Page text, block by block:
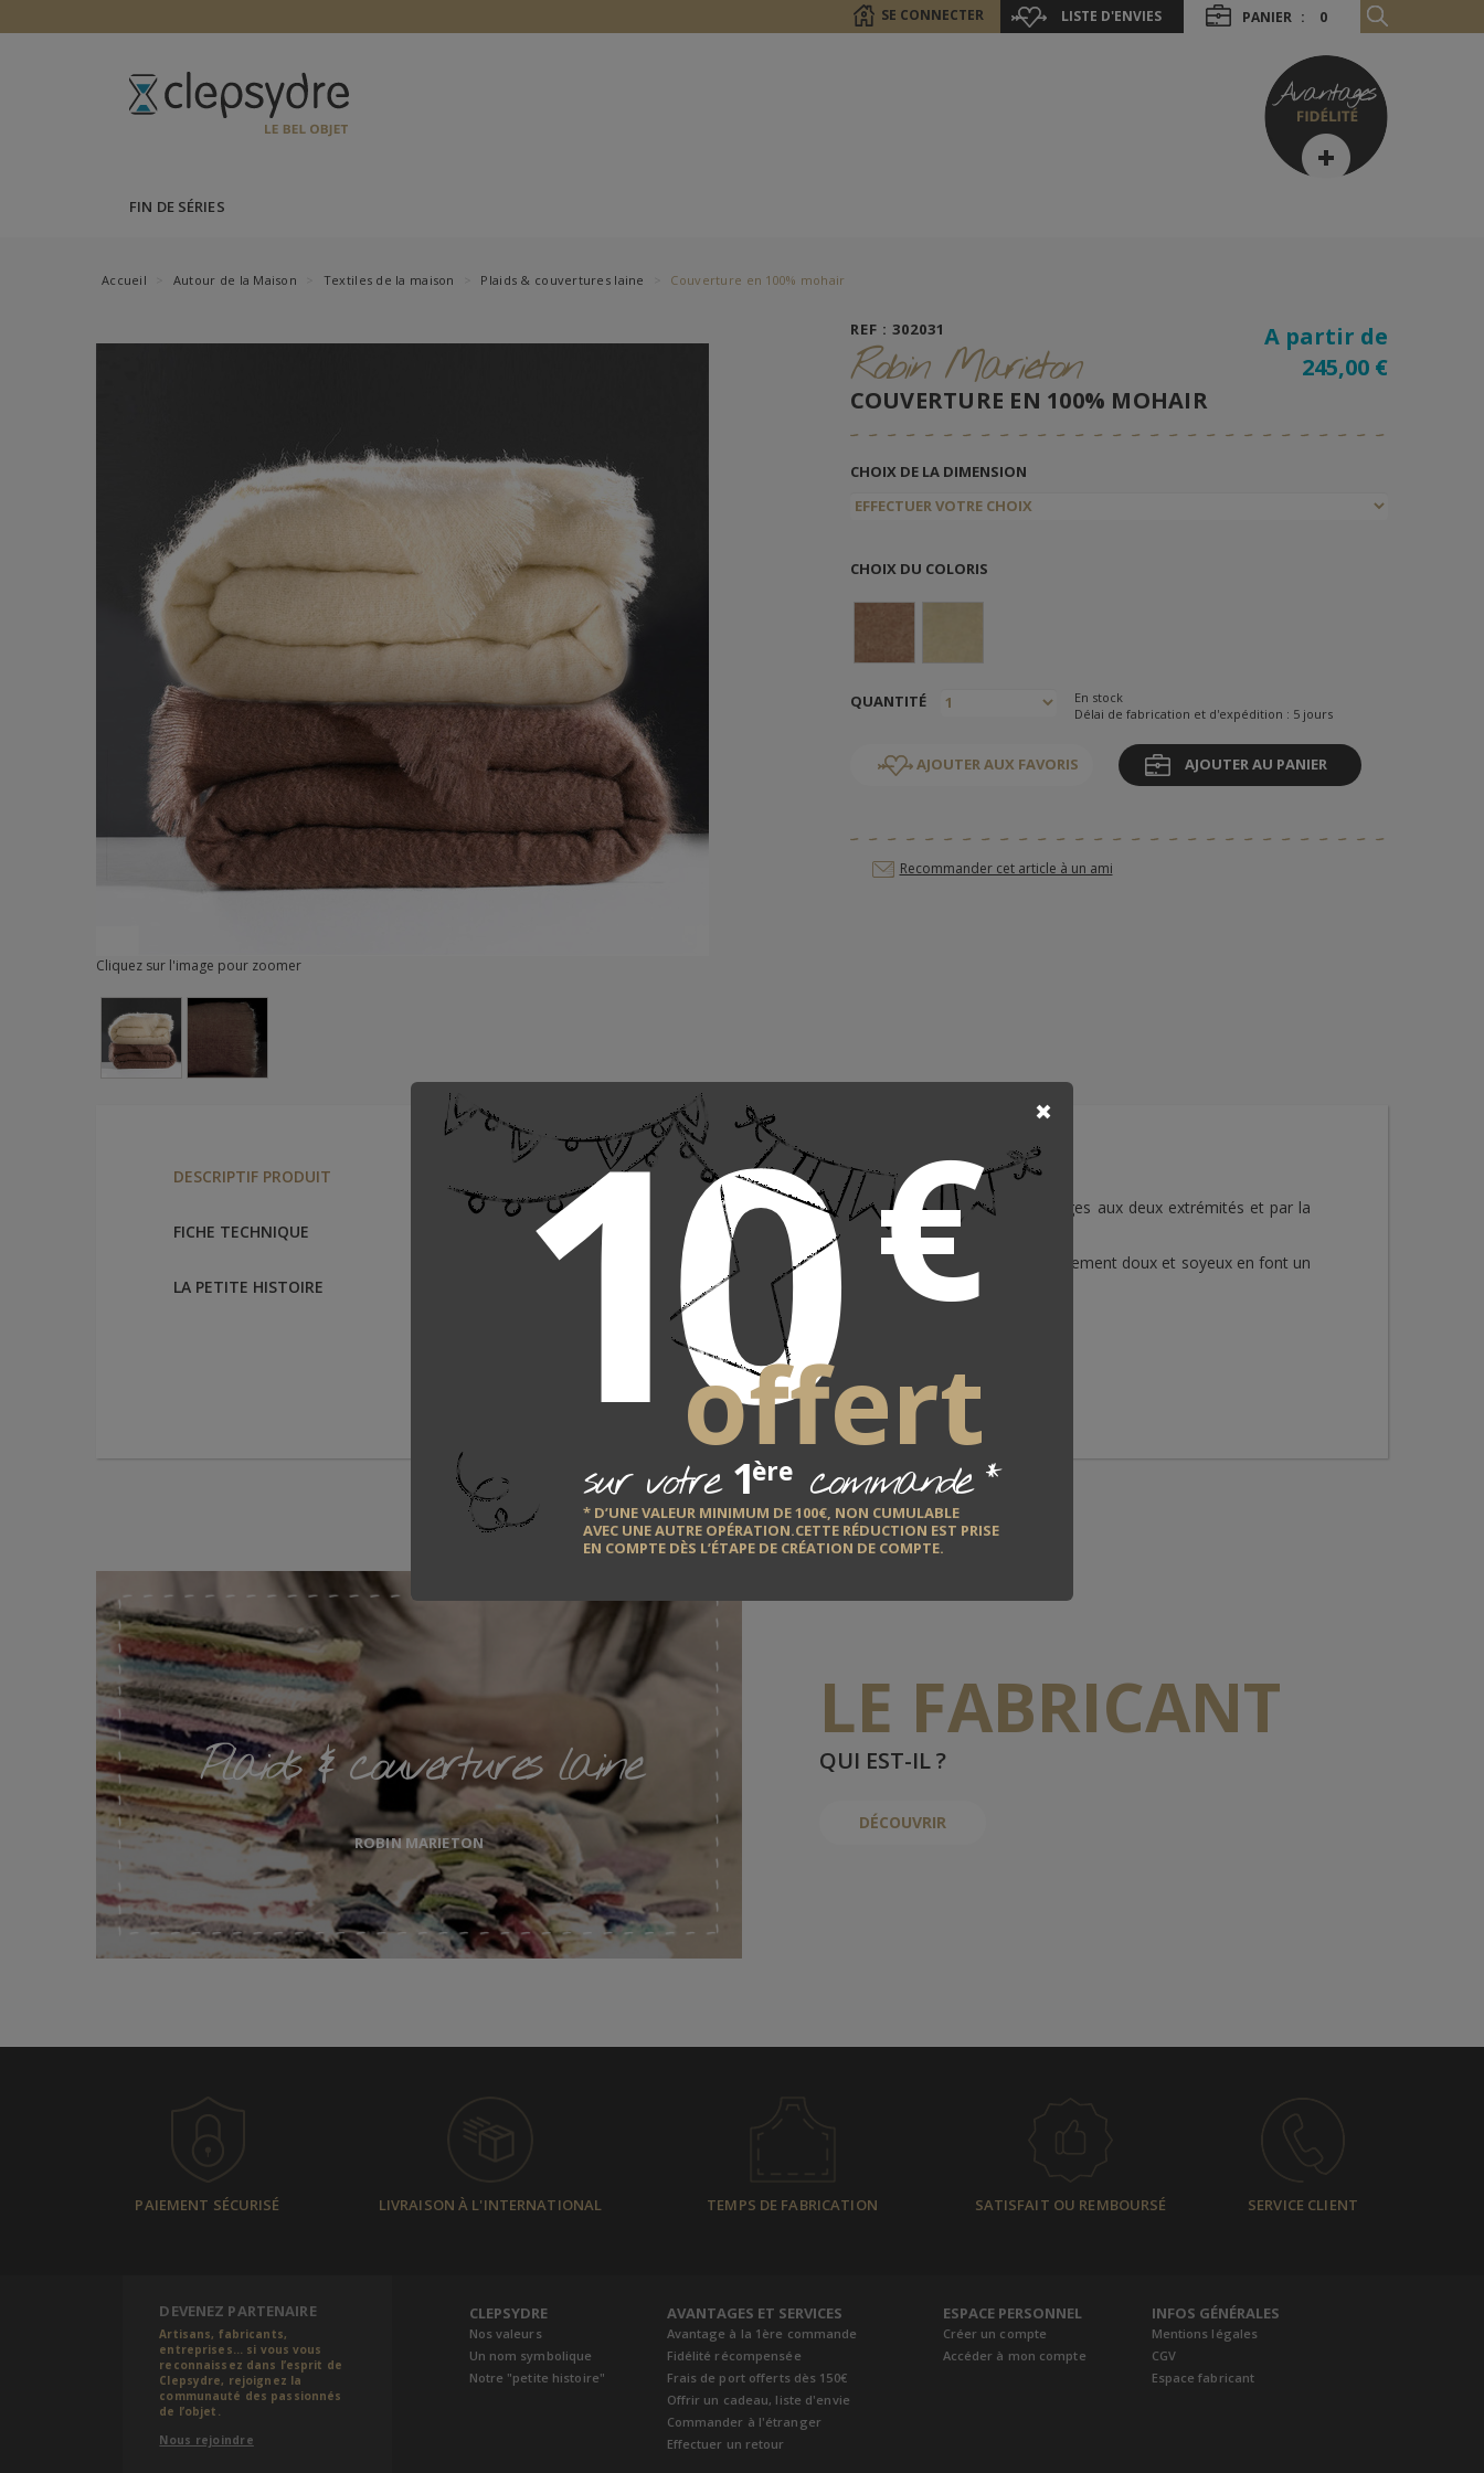
10 €
offert
sur votre1èrecommande *
* D’UNE VALEUR MINIMUM DE 100€, NON CUMULABLE
AVEC UNE AUTRE OPÉRATION.CETTE RÉDUCTION EST PRISE
EN COMPTE DÈS L’ÉTAPE DE CRÉATION DE COMPTE.
SE CONNECTER LISTE D'ENVIES PANIER : 0
FIN DE SÉRIES
Accueil Autour de la Maison Textiles de la maison Plaids & couvertures laine Couverture en 100% mohair
Cliquez sur l'image pour zoomer
REF : 302031
Robin Marieton
COUVERTURE EN 100% MOHAIR
A partir de
245,00 €
CHOIX DE LA DIMENSION
CHOIX DU COLORIS
QUANTITÉ
En stock
Délai de fabrication et d'expédition : 5 jours
AJOUTER AUX FAVORIS AJOUTER AU PANIER
Recommander cet article à un ami
DESCRIPTIF PRODUIT
FICHE TECHNIQUE
LA PETITE HISTOIRE
Couverture en mohair
Une couverture en 100 % mohair, à la douceur et la chaleur uniques, finie par des franges aux deux extrémités et par la
lisière de tissage sur les côtés.
La légèreté de la fibre mohair issue de la toison de la chèvre angora, son toucher extrêmement doux et soyeux en font un
produit incomparable pour l’hiver et la fraicheur des mi-saisons.
Disponible en 3 tailles, pour lits de 90, 140, 160.
Plaids & couvertures laine
ROBIN MARIETON
LE FABRICANT
QUI EST-IL ?
DÉCOUVRIR
PAIEMENT SÉCURISÉ LIVRAISON À L'INTERNATIONAL TEMPS DE FABRICATION SATISFAIT OU REMBOURSÉ SERVICE CLIENT
DEVENEZ PARTENAIRE
Artisans, fabricants,
entreprises... si vous vous
reconnaissez dans l’esprit de
Clepsydre, rejoignez la
communauté des passionnés
de l’objet.
Nous rejoindre
CLEPSYDRE
Nos valeurs
Un nom symbolique
Notre "petite histoire"
AVANTAGES ET SERVICES
Avantage à la 1ère commande
Fidélité récompensée
Frais de port offerts dès 150€
Offrir un cadeau, liste d'envie
Commander à l'étranger
Effectuer un retour
ESPACE PERSONNEL
Créer un compte
Accéder à mon compte
INFOS GÉNÉRALES
Mentions légales
CGV
Espace fabricant